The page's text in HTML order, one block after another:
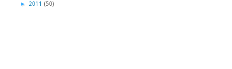
► 2011 (50)